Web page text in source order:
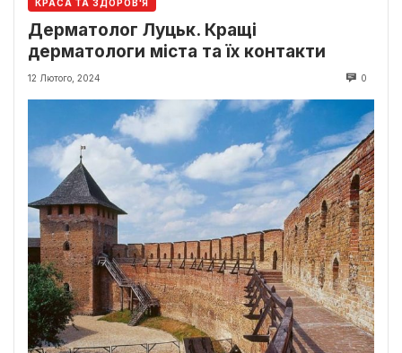
КРАСА ТА ЗДОРОВ'Я
Дерматолог Луцьк. Кращі
дерматологи міста та їх контакти
12 Лютого, 2024 0